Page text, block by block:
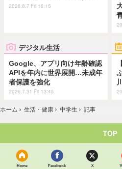
2026.8.7 Fri 18:15
デジタル生活
Google、アプリ向け年齢確認
APIを年内に世界展開…未成年
者保護を強化
2026.7.31 Fri 13:45
ホーム › 生活・健康 › 中学生 › 記事
TOP
Home Facebook X